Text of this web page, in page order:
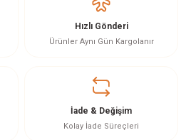
görüntülenemiyor.
olmalı.
Hızlı Gönderi
Ürünler Aynı Gün Kargolanır
İade & Değişim
Kolay İade Süreçleri